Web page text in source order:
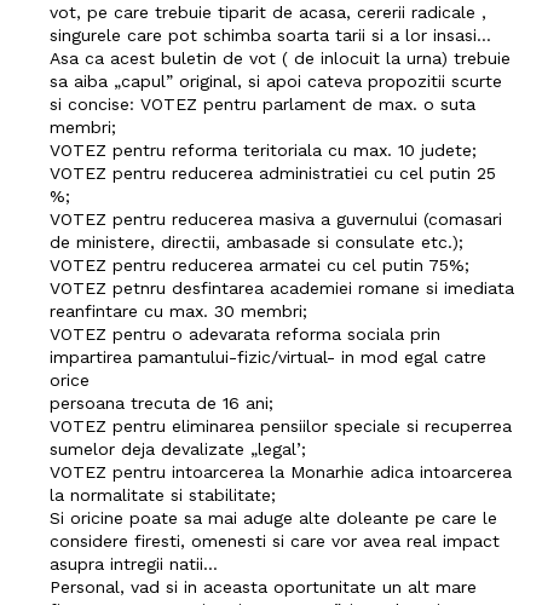
vot, pe care trebuie tiparit de acasa, cererii radicale ,
singurele care pot schimba soarta tarii si a lor insasi…
Asa ca acest buletin de vot ( de inlocuit la urna) trebuie
sa aiba „capul” original, si apoi cateva propozitii scurte
si concise: VOTEZ pentru parlament de max. o suta
membri;
VOTEZ pentru reforma teritoriala cu max. 10 judete;
VOTEZ pentru reducerea administratiei cu cel putin 25
%;
VOTEZ pentru reducerea masiva a guvernului (comasari
de ministere, directii, ambasade si consulate etc.);
VOTEZ pentru reducerea armatei cu cel putin 75%;
VOTEZ petnru desfintarea academiei romane si imediata
reanfintare cu max. 30 membri;
VOTEZ pentru o adevarata reforma sociala prin
impartirea pamantului-fizic/virtual- in mod egal catre
orice
persoana trecuta de 16 ani;
VOTEZ pentru eliminarea pensiilor speciale si recuperrea
sumelor deja devalizate „legal’;
VOTEZ pentru intoarcerea la Monarhie adica intoarcerea
la normalitate si stabilitate;
Si oricine poate sa mai aduge alte doleante pe care le
considere firesti, omenesti si care vor avea real impact
asupra intregii natii…
Personal, vad si in aceasta oportunitate un alt mare